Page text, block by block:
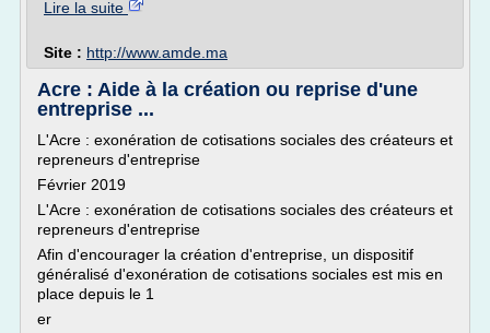
Lire la suite
Site : http://www.amde.ma
Acre : Aide à la création ou reprise d'une
entreprise ...
L'Acre : exonération de cotisations sociales des créateurs et
repreneurs d'entreprise
Février 2019
L'Acre : exonération de cotisations sociales des créateurs et
repreneurs d'entreprise
Afin d'encourager la création d'entreprise, un dispositif
généralisé d'exonération de cotisations sociales est mis en
place depuis le 1
er